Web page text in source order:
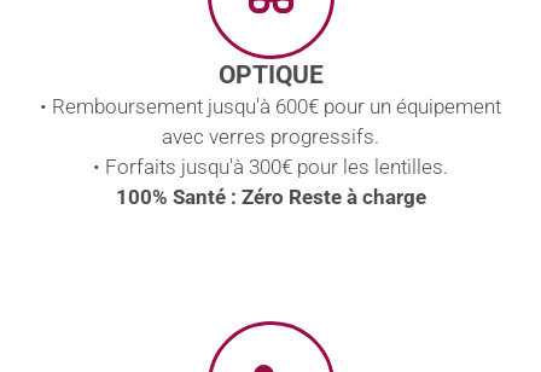
OPTIQUE
• Remboursement jusqu'à 600€ pour un équipement
avec verres progressifs.
• Forfaits jusqu'à 300€ pour les lentilles.
100% Santé : Zéro Reste à charge